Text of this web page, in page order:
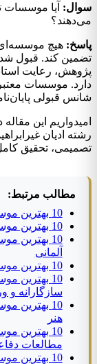
سوال: آیا موسسات
می‌دهند؟
پاسخ: هیچ موسسه‌ای
تضمین کند. قبول
پژوهش، رعایت
دارد. موسسات معتبر
شانس قبولی
امیدواریم این
رشته ادیان
تصمیمی، تحقیق
مطالب مرتبط:
10 بهترین موسسه انجام پایان نامه رشته مدیریت بحران
10 بهترین موسسه انجام پایان نامه رشته مطالعات اروپا
10 بهترین
آلمانی
10 بهترین موسسه انجام پایان نامه رشته مذاهب فقهی
10 بهترین
سازگارانه و
10 بهترین
هنر
10 بهترین
مطالعات
10 بهترین موسسه انجام پایان نامه در چیتگر